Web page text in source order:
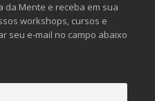
da Mente e receba em sua
workshops, cursos e
seu e-mail no campo abaixo